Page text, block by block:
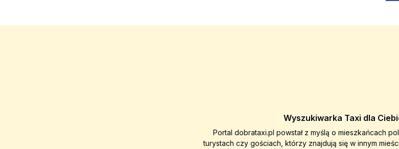
Wyszukiwarka Taxi dla
Portal dobrataxi.pl powstał z myślą o mieszkańcach
turystach czy gościach, którzy znajdują się w innym